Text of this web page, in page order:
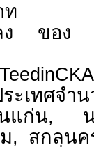
ท
ง ของ
ะเทศจำ
ก่น, นค
, สกลน